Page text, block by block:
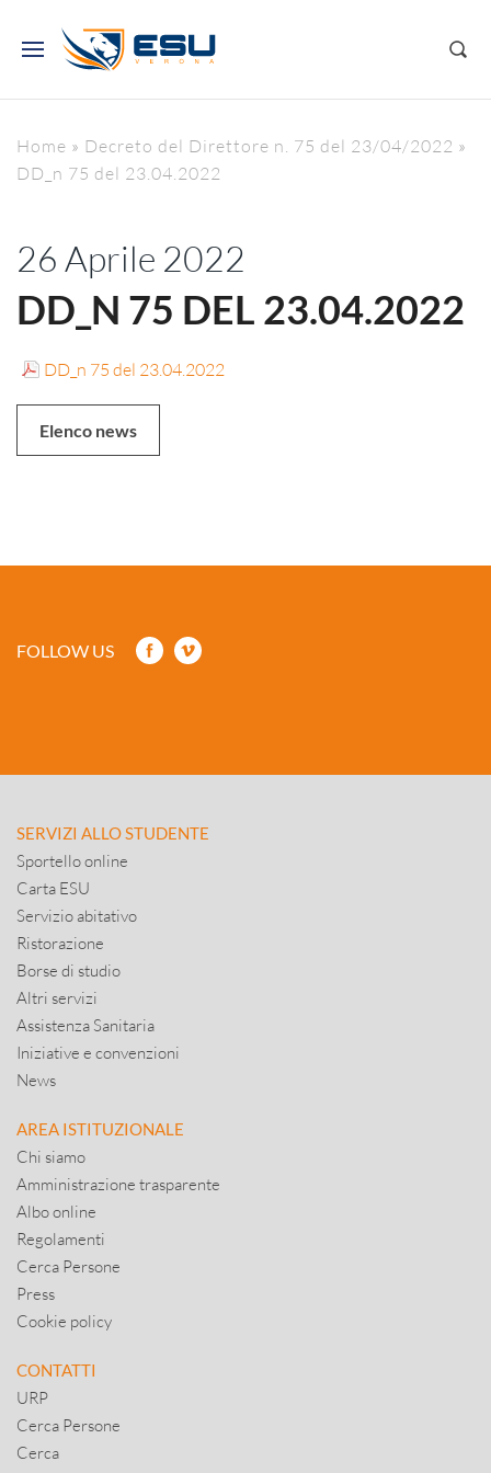
Home » Decreto del Direttore n. 75 del 23/04/2022 »
DD_n 75 del 23.04.2022
26 Aprile 2022
DD_N 75 DEL 23.04.2022
DD_n 75 del 23.04.2022
Elenco news
FOLLOW US
SERVIZI ALLO STUDENTE
Sportello online
Carta ESU
Servizio abitativo
Ristorazione
Borse di studio
Altri servizi
Assistenza Sanitaria
Iniziative e convenzioni
News
AREA ISTITUZIONALE
Chi siamo
Amministrazione trasparente
Albo online
Regolamenti
Cerca Persone
Press
Cookie policy
CONTATTI
URP
Cerca Persone
Cerca